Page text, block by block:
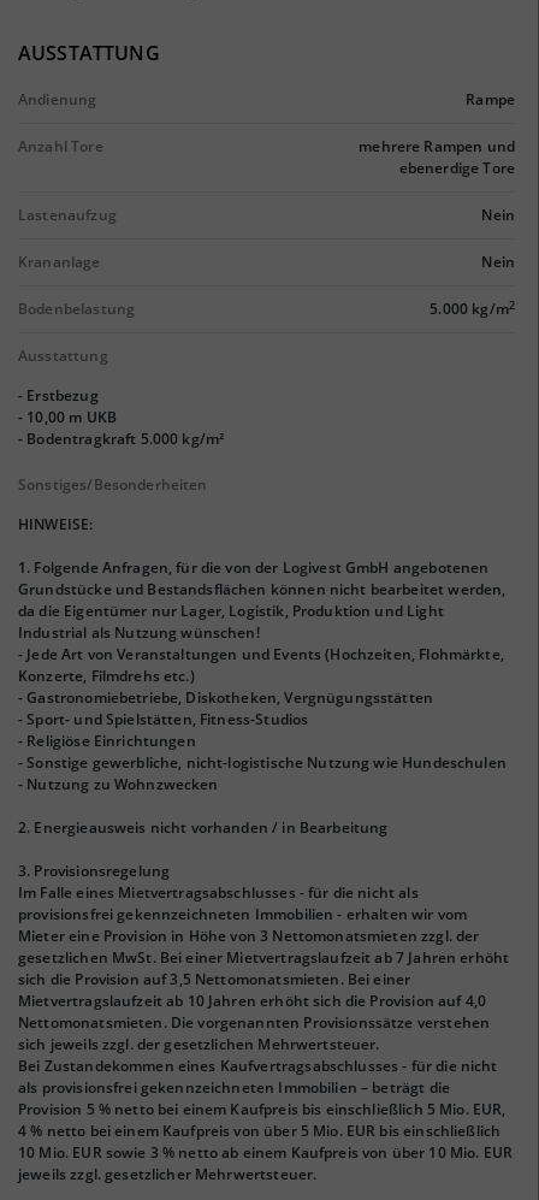
AUSSTATTUNG
Andienung Rampe
Anzahl Tore
mehrere Rampen und
ebenerdige Tore
Lastenaufzug Nein
Krananlage Nein
Bodenbelastung 5.000 kg/m2
Ausstattung
- Erstbezug
- 10,00 m UKB
- Bodentragkraft 5.000 kg/m²
Sonstiges/Besonderheiten
HINWEISE:
1. Folgende Anfragen, für die von der Logivest GmbH angebotenen
Grundstücke und Bestandsflächen können nicht bearbeitet werden,
da die Eigentümer nur Lager, Logistik, Produktion und Light
Industrial als Nutzung wünschen!
- Jede Art von Veranstaltungen und Events (Hochzeiten, Flohmärkte,
Konzerte, Filmdrehs etc.)
- Gastronomiebetriebe, Diskotheken, Vergnügungsstätten
- Sport- und Spielstätten, Fitness-Studios
- Religiöse Einrichtungen
- Sonstige gewerbliche, nicht-logistische Nutzung wie Hundeschulen
- Nutzung zu Wohnzwecken
2. Energieausweis nicht vorhanden / in Bearbeitung
3. Provisionsregelung
Im Falle eines Mietvertragsabschlusses - für die nicht als
provisionsfrei gekennzeichneten Immobilien - erhalten wir vom
Mieter eine Provision in Höhe von 3 Nettomonatsmieten zzgl. der
gesetzlichen MwSt. Bei einer Mietvertragslaufzeit ab 7 Jahren erhöht
sich die Provision auf 3,5 Nettomonatsmieten. Bei einer
Mietvertragslaufzeit ab 10 Jahren erhöht sich die Provision auf 4,0
Nettomonatsmieten. Die vorgenannten Provisionssätze verstehen
sich jeweils zzgl. der gesetzlichen Mehrwertsteuer.
Bei Zustandekommen eines Kaufvertragsabschlusses - für die nicht
als provisionsfrei gekennzeichneten Immobilien – beträgt die
Provision 5 % netto bei einem Kaufpreis bis einschließlich 5 Mio. EUR,
4 % netto bei einem Kaufpreis von über 5 Mio. EUR bis einschließlich
10 Mio. EUR sowie 3 % netto ab einem Kaufpreis von über 10 Mio. EUR
jeweils zzgl. gesetzlicher Mehrwertsteuer.